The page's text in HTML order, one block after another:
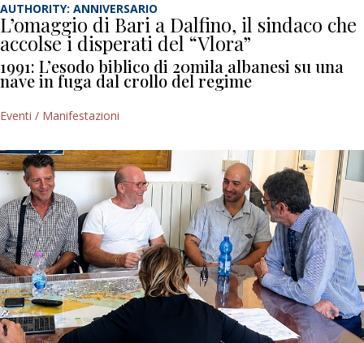
AUTHORITY: ANNIVERSARIO
L’omaggio di Bari a Dalfino, il sindaco che
accolse i disperati del “Vlora”
1991: L’esodo biblico di 20mila albanesi su una
nave in fuga dal crollo del regime
Eventi / Manifestazioni